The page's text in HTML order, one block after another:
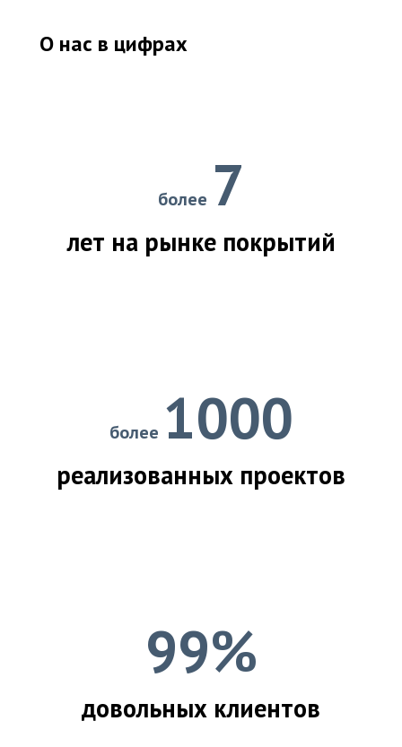
О нас в цифрах
более 7
лет на рынке покрытий
более 1000
реализованных проектов
99%
довольных клиентов